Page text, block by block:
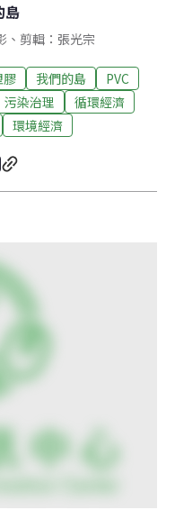
島
、剪輯：張光宗
膠 我們的島
PVC
污染治理
循環經濟
環境經濟